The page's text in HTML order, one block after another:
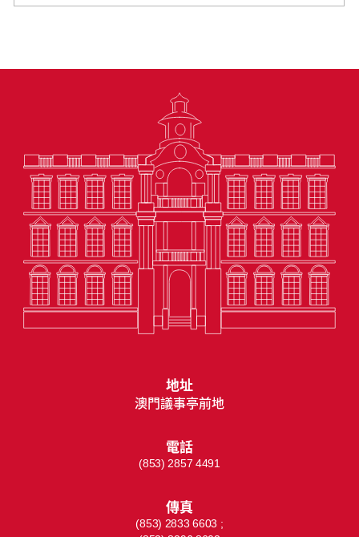
地址
澳門議事亭前地
電話
(853) 2857 4491
傳真
(853) 2833 6603 ;